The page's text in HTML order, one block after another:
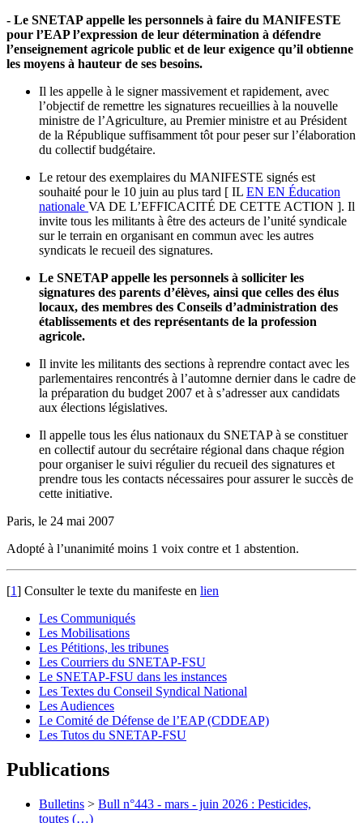
- Le SNETAP appelle les personnels à faire du MANIFESTE
pour l’EAP l’expression de leur détermination à défendre
l’enseignement agricole public et de leur exigence qu’il obtienne
les moyens à hauteur de ses besoins.
Il les appelle à le signer massivement et rapidement, avec
l’objectif de remettre les signatures recueillies à la nouvelle
ministre de l’Agriculture, au Premier ministre et au Président
de la République suffisamment tôt pour peser sur l’élaboration
du collectif budgétaire.
Le retour des exemplaires du MANIFESTE signés est
souhaité pour le 10 juin au plus tard [ IL EN EN Éducation
nationale VA DE L’EFFICACITÉ DE CETTE ACTION ]. Il
invite tous les militants à être des acteurs de l’unité syndicale
sur le terrain en organisant en commun avec les autres
syndicats le recueil des signatures.
Le SNETAP appelle les personnels à solliciter les
signatures des parents d’élèves, ainsi que celles des élus
locaux, des membres des Conseils d’administration des
établissements et des représentants de la profession
agricole.
Il invite les militants des sections à reprendre contact avec les
parlementaires rencontrés à l’automne dernier dans le cadre de
la préparation du budget 2007 et à s’adresser aux candidats
aux élections législatives.
Il appelle tous les élus nationaux du SNETAP à se constituer
en collectif autour du secrétaire régional dans chaque région
pour organiser le suivi régulier du recueil des signatures et
prendre tous les contacts nécessaires pour assurer le succès de
cette initiative.
Paris, le 24 mai 2007
Adopté à l’unanimité moins 1 voix contre et 1 abstention.
[1] Consulter le texte du manifeste en lien
Les Communiqués
Les Mobilisations
Les Pétitions, les tribunes
Les Courriers du SNETAP-FSU
Le SNETAP-FSU dans les instances
Les Textes du Conseil Syndical National
Les Audiences
Le Comité de Défense de l’EAP (CDDEAP)
Les Tutos du SNETAP-FSU
Publications
Bulletins > Bull n°443 - mars - juin 2026 : Pesticides,
toutes (…)